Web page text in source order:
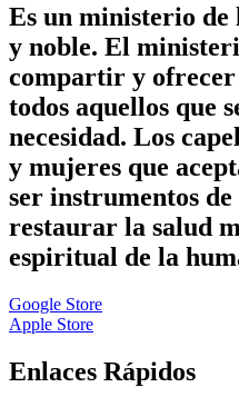
Es un ministerio
y noble. El
compartir y ofrecer
todos aquellos que
necesidad. Los
y mujeres que
ser instrumentos de
restaurar la salud
espiritual de la
Google Store
Apple Store
Enlaces Rápidos